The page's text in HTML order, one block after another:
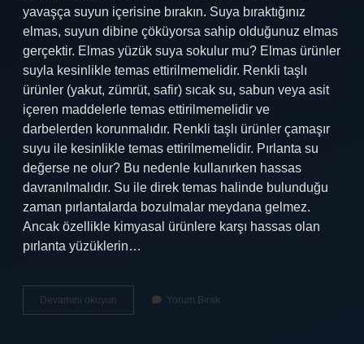
yavaşça suyun içerisine bırakın. Suya bıraktığınız
elmas, suyun dibine çöküyorsa sahip olduğunuz elmas
gerçektir. Elmas yüzük suya sokulur mu? Elmas ürünler
suyla kesinlikle temas ettirilmemelidir. Renkli taşlı
ürünler (yakut, zümrüt, safir) sıcak su, sabun veya asit
içeren maddelerle temas ettirilmemelidir ve
darbelerden korunmalıdır. Renkli taşlı ürünler çamaşır
suyu ile kesinlikle temas ettirilmemelidir. Pırlanta su
değerse ne olur? Bu nedenle kullanırken hassas
davranılmalıdır. Su ile direk temas halinde bulunduğu
zaman pırlantalarda bozulmalar meydana gelmez.
Ancak özellikle kimyasal ürünlere karşı hassas olan
pırlanta yüzüklerin…
Devamını okuyun
Su
Yorum Bırak